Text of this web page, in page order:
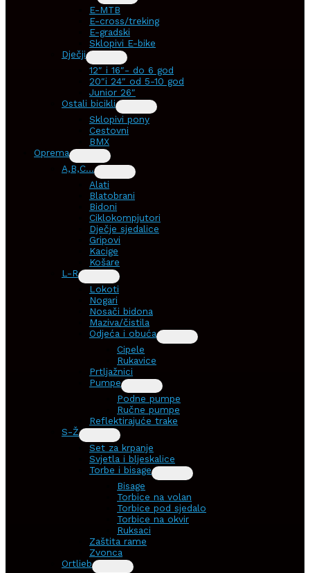
E-MTB
E-cross/treking
E-gradski
Sklopivi E-bike
Dječji
12″ i 16″- do 6 god
20″i 24″ od 5-10 god
Junior 26″
Ostali bicikli
Sklopivi pony
Cestovni
BMX
Oprema
A,B,C…
Alati
Blatobrani
Bidoni
Ciklokompjutori
Dječje sjedalice
Gripovi
Kacige
Košare
L-R
Lokoti
Nogari
Nosači bidona
Maziva/čistila
Odjeća i obuća
Cipele
Rukavice
Prtljažnici
Pumpe
Podne pumpe
Ručne pumpe
Reflektirajuće trake
S-Ž
Set za krpanje
Svjetla i bljeskalice
Torbe i bisage
Bisage
Torbice na volan
Torbice pod sjedalo
Torbice na okvir
Ruksaci
Zaštita rame
Zvonca
Ortlieb